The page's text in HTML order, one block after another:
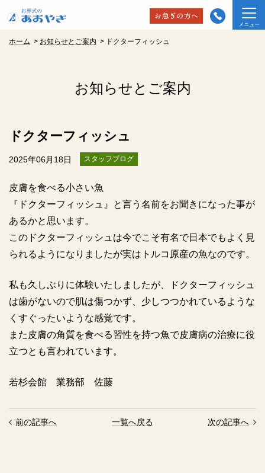
ホーム > お知らせとご案内 > ドクターフィッシュ
お知らせとご案内
ドクターフィッシュ
2025年06月18日 スタッフブログ
皮膚を食べる小さい魚
『ドクターフィッシュ』と言う名前をお聞きになった事が
あるかと思います。
このドクターフィッシュは今でこそ有名で日本でもよく見
られるようになりましたが実はトルコ原産の魚なのです。
私も久しぶりに体験いたしましたが、ドクターフィッシュ
は歯がないので肌は傷つかず、少しつつかれているような
くすぐったいような感覚です。
また皮膚の角質を食べる習性を持つ魚で皮膚病の治療に役
立つとも言われています。
若杉会館 業務部 佐藤
前の記事へ 一覧へ戻る 次の記事へ